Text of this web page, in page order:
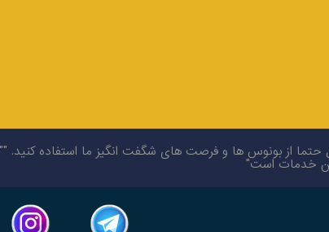
از بونوس ها و فرصت های شگفت انگیز ما استفاده کنید.
خدمات است"